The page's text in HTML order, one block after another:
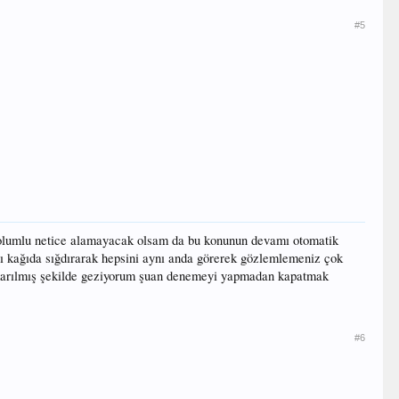
#5
netice alamayacak olsam da bu konunun devamı otomatik
sığdırarak hepsini aynı anda görerek gözlemlemeniz çok
şekilde geziyorum şuan denemeyi yapmadan kapatmak
#6